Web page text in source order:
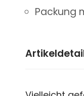
Packung